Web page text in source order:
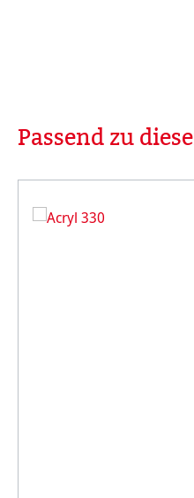
Produktgalerie überspringen
Passend zu